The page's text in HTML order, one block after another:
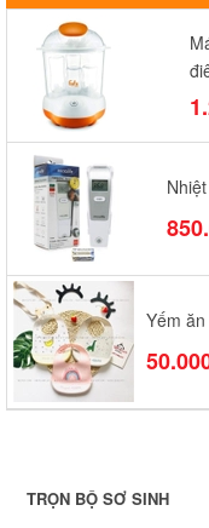
Yếm
TRỌN BỘ SƠ SINH